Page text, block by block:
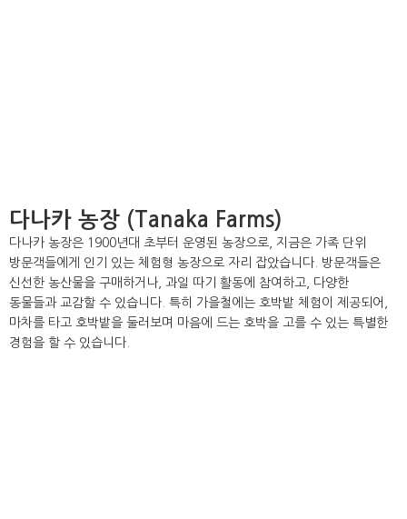
다나카 농장 (Tanaka Farms)
다나카 농장은 1900년대 초부터 운영된 농장으로, 지금은 가족 단위
방문객들에게 인기 있는 체험형 농장으로 자리 잡았습니다. 방문객들은
신선한 농산물을 구매하거나, 과일 따기 활동에 참여하고, 다양한
동물들과 교감할 수 있습니다. 특히 가을철에는 호박밭 체험이 제공되어,
마차를 타고 호박밭을 둘러보며 마음에 드는 호박을 고를 수 있는 특별한
경험을 할 수 있습니다.